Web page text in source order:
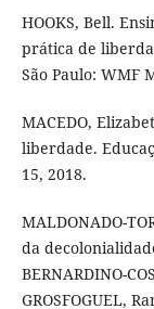
HOOKS, Bell.
prática de
São Paulo: WMF
MACEDO,
liberdade.
15, 2018.
MALDONADO-
da
BERNARDINO-
GROSFOGUEL,